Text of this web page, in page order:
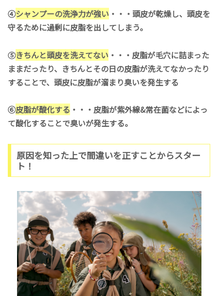
④シャンプーの洗浄力が強い ・・・頭皮が乾燥し、頭皮を
守るために過剰に皮脂を出してしまう。
⑤きちんと頭皮を洗えてない ・・・皮脂が毛穴に詰まった
ままだったり、きちんとその日の皮脂が洗えてなかったり
することで、頭皮に皮脂が溜まり臭いを発生する
⑥皮脂が酸化する ・・・皮脂が紫外線&常在菌などによっ
て酸化することで臭いが発生する。
原因を知った上で間違いを正すことからスター
ト！